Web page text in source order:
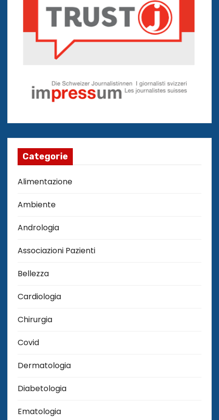
Categorie
Alimentazione
Ambiente
Andrologia
Associazioni Pazienti
Bellezza
Cardiologia
Chirurgia
Covid
Dermatologia
Diabetologia
Ematologia